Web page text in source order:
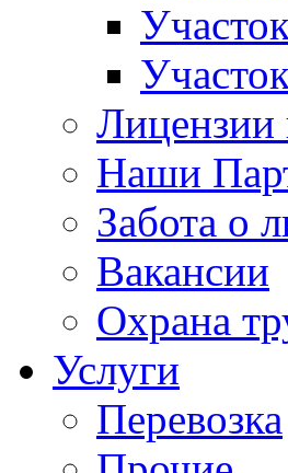
Лицензии
Наши
Забота о
Вакансии
Охрана
Услуги
Перевозка